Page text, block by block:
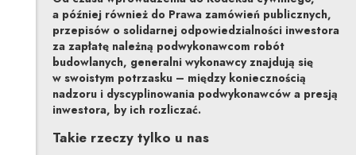
a później również do Prawa zamówień publicznych,
przepisów o solidarnej odpowiedzialności inwestora
za zapłatę należną podwykonawcom robót
budowlanych, generalni wykonawcy znajdują się
w swoistym potrzasku – między koniecznością
nadzoru i dyscyplinowania podwykonawców a presją
inwestora, by ich rozliczać.
Takie rzeczy tylko u nas